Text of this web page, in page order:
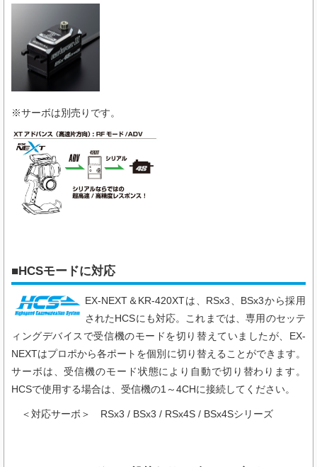
※サーボは別売りです。
■HCSモードに対応
EX-NEXT＆KR-420XTは、RSx3、BSx3から採用
されたHCSにも対応。これまでは、専用のセッテ
ィングデバイスで受信機のモードを切り替えていましたが、EX-
NEXTはプロポから各ポートを個別に切り替えることができます。
サーボは、受信機のモード状態により自動で切り替わります。
HCSで使用する場合は、受信機の1～4CHに接続してください。
＜対応サーボ＞ RSx3 / BSx3 / RSx4S / BSx4Sシリーズ